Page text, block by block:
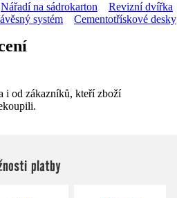
Nářadí na sádrokarton
Revizní dvířka
systém Cementotřískové desky
i od zákazníků, kteří zboží
platby